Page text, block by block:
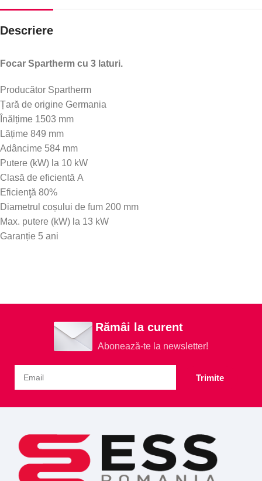
Descriere
Focar Spartherm cu 3 laturi.
Producător Spartherm
Țară de origine Germania
Înălțime 1503 mm
Lățime 849 mm
Adâncime 584 mm
Putere (kW) la 10 kW
Clasă de eficientă A
Eficienţă 80%
Diametrul coșului de fum 200 mm
Max. putere (kW) la 13 kW
Garanție 5 ani
Rămâi la curent
Abonează-te la newsletter!
Trimite